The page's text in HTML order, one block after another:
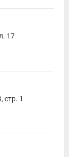
17
стр. 1